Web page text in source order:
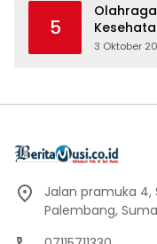
5
3 Oktober
Jalan pramuka 4,
Palembang,